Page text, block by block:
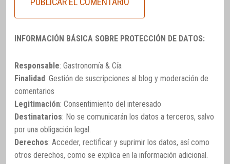
INFORMACIÓN BÁSICA SOBRE PROTECCIÓN DE DATOS:
Responsable: Gastronomía & Cía
Finalidad: Gestión de suscripciones al blog y moderación de
comentarios
Legitimación: Consentimiento del interesado
Destinatarios: No se comunicarán los datos a terceros, salvo
por una obligación legal.
Derechos: Acceder, rectificar y suprimir los datos, así como
otros derechos, como se explica en la información adicional.